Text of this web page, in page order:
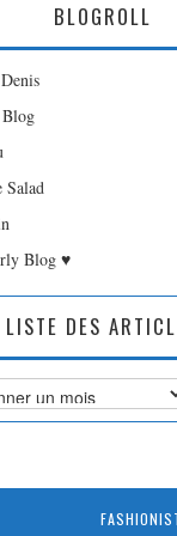
BLOGROLL
Salad
Blog ♥
LISTE DES